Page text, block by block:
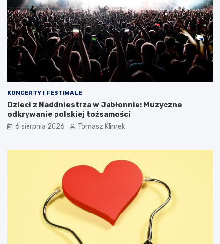
KONCERTY I FESTIWALE
Dzieci z Naddniestrza w Jabłonnie: Muzyczne
odkrywanie polskiej tożsamości
6 sierpnia 2026 Tomasz Klimek